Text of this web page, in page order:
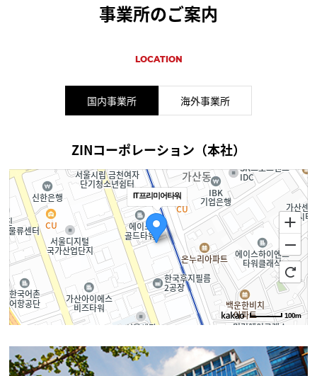
事業所のご案内
LOCATION
国内事業所 海外事業所
ZINコーポレーション（本社）
IT프리미어타워
100m